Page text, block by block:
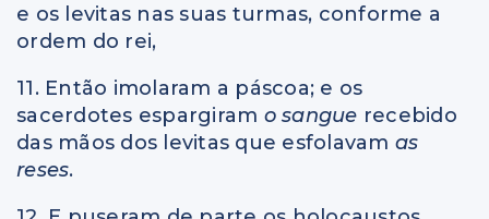
e os levitas nas suas turmas, conforme a
ordem do rei,
11. Então imolaram a páscoa; e os
sacerdotes espargiram o sangue recebido
das mãos dos levitas que esfolavam as
reses.